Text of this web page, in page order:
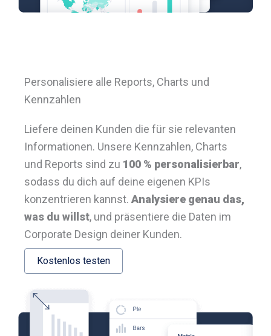
Personalisiere alle Reports, Charts und
Kennzahlen
Liefere deinen Kunden die für sie relevanten
Informationen. Unsere Kennzahlen, Charts
und Reports sind zu 100 % personalisierbar,
sodass du dich auf deine eigenen KPIs
konzentrieren kannst. Analysiere genau das,
was du willst, und präsentiere die Daten im
Corporate Design deiner Kunden.
Kostenlos testen